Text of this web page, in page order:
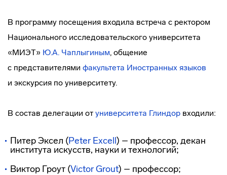
В программу посещения входила встреча с ректором
Национального исследовательского университета
«МИЭТ» Ю.А. Чаплыгиным, общение
с представителями факультета Иностранных языков
и экскурсия по университету.
В состав делегации от университета Глиндор входили:
Питер Эксел (Peter Excell) – профессор, декан
института искусств, науки и технологий;
Виктор Гроут (Victor Grout) – профессор;